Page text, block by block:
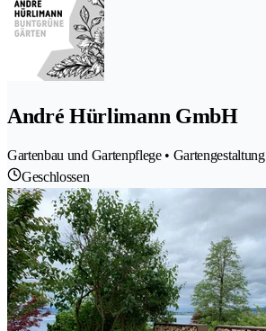
André Hürlimann GmbH
Gartenbau und Gartenpflege • Gartengestaltung
Geschlossen